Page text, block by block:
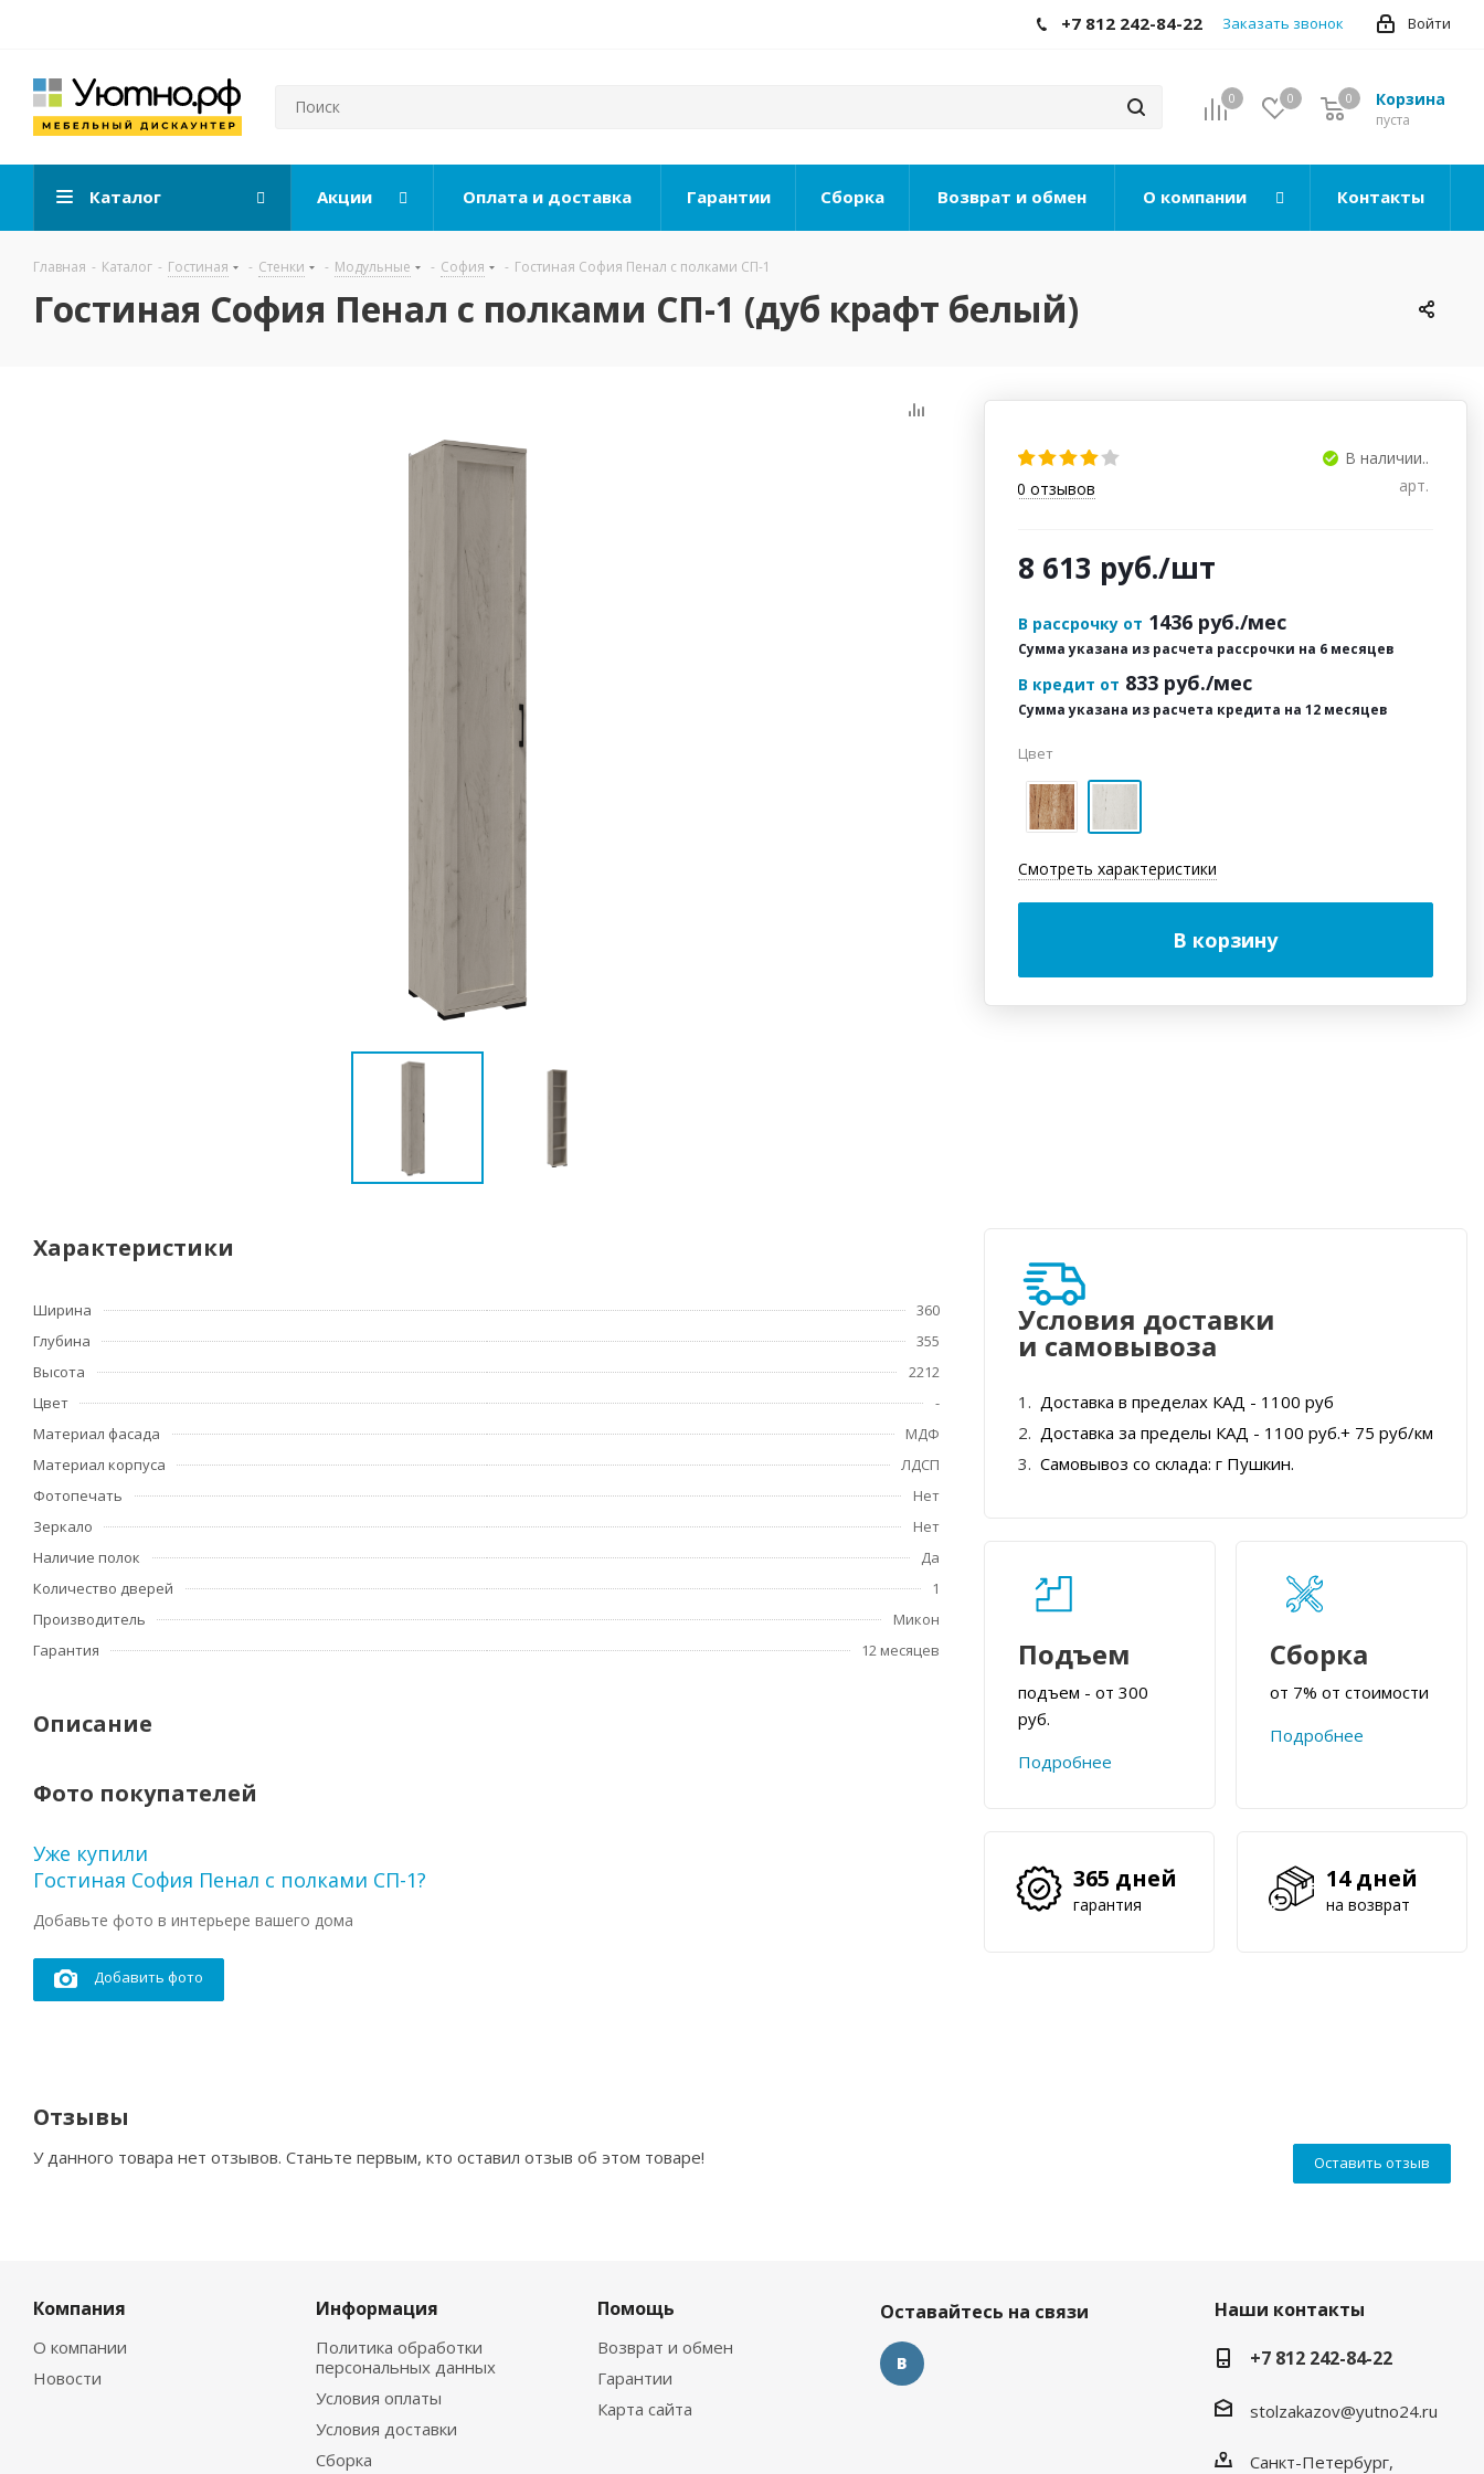
Войти
+7 812 242-84-22 Заказать звонок
0 0 Корзина
0
пуста
0
Каталог Акции Оплата и доставка Гарантии Сборка Возврат и обмен О компании Контакты
Главная - Каталог - Гостиная - Стенки - Модульные - София - Гостиная София Пенал с полками СП-1
Гостиная София Пенал с полками СП-1 (дуб крафт белый)
0 отзывов
В наличии..
арт.
8 613 руб./шт
В рассрочку от 1436 руб./мес
Сумма указана из расчета рассрочки на 6 месяцев
В кредит от 833 руб./мес
Сумма указана из расчета кредита на 12 месяцев
Цвет
Смотреть характеристики
В корзину
Характеристики
Ширина
360
Глубина
355
Высота
2212
Цвет
-
Материал фасада
МДФ
Материал корпуса
ЛДСП
Фотопечать
Нет
Зеркало
Нет
Наличие полок
Да
Количество дверей
1
Производитель
Микон
Гарантия
12 месяцев
Описание
Фото покупателей
Уже купили
Гостиная София Пенал с полками СП-1?
Добавьте фото в интерьере вашего дома
Добавить фото
Условия доставки
и самовывоза
Доставка в пределах КАД - 1100 руб
Доставка за пределы КАД - 1100 руб.+ 75 руб/км
Самовывоз со склада: г Пушкин.
Подъем
подъем - от 300
руб.
Подробнее
Сборка
от 7% от стоимости
Подробнее
365 дней
гарантия
14 дней
на возврат
Отзывы
Оставить отзыв
У данного товара нет отзывов. Станьте первым, кто оставил отзыв об этом товаре!
Компания
О компании
Новости
Информация
Политика обработки
персональных данных
Условия оплаты
Условия доставки
Сборка
Помощь
Возврат и обмен
Гарантии
Карта сайта
Оставайтесь на связи
Наши контакты
+7 812 242-84-22
stolzakazov@yutno24.ru
Санкт-Петербург,